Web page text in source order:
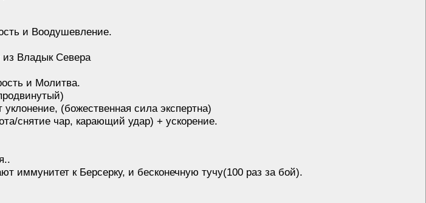
и Воодушевление.
Владык Севера
и Молитва.
(божественная сила экспертна)
снятие чар, карающий удар) + ускорение.
иммунитет к Берсерку, и бесконечную тучу(100 раз за бой).